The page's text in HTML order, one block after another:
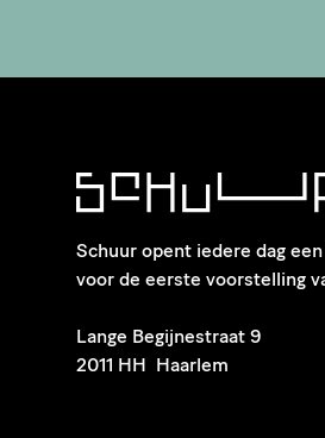
Schuur opent iedere dag
voor de eerste voorstelling
​Lange Begijnestraat 9
2011 HH Haarlem